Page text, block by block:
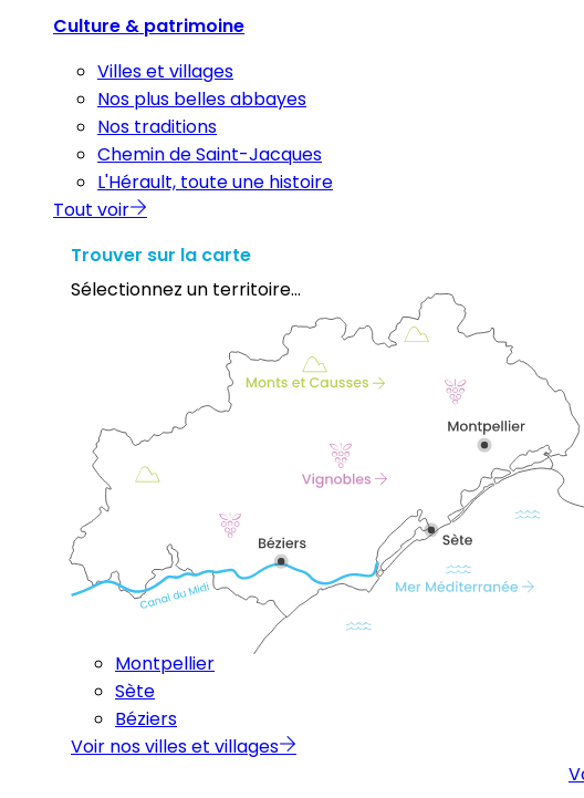
Culture & patrimoine
Villes et villages
Nos plus belles abbayes
Nos traditions
Chemin de Saint-Jacques
L'Hérault, toute une histoire
Tout voir
Trouver sur la carte
Sélectionnez un territoire...
Montpellier
Sète
Béziers
Voir nos villes et villages